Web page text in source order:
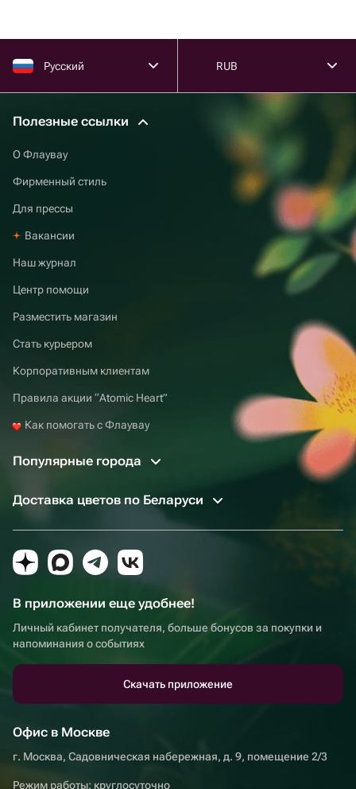
Русский RUB
Полезные ссылки
О Флаувау
Фирменный стиль
Для прессы
Вакансии
Наш журнал
Центр помощи
Разместить магазин
Стать курьером
Корпоративным клиентам
Правила акции “Atomic Heart”
Как помогать с Флаувау
Популярные города
Доставка цветов по Беларуси
В приложении еще удобнее!
Личный кабинет получателя, больше бонусов за покупки и
напоминания о событиях
Скачать приложение
Офис в Москве
г. Москва, Садовническая набережная, д. 9, помещение 2/3
Режим работы: круглосуточно